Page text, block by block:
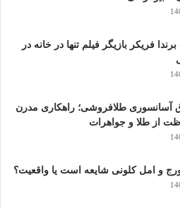
فریکر بازیگر فیلم تنها در خانه در
آسانسوری طلافروشی؛ راهکاری مدرن
از طلا و جواهرات
و امل کلونی شایعه است یا واقعیت؟